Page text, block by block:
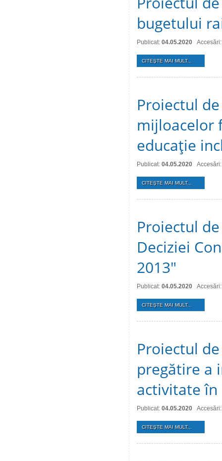
bugetului
Publicat: 04.05.2020
CITEŞTE MAI MULT...
Proiectul
mijloacelor
educaţie
Publicat: 04.05.2020
CITEŞTE MAI MULT...
Proiectul
Deciziei
2013"
Publicat: 04.05.2020
CITEŞTE MAI MULT...
Proiectul
pregătire a
activitate în
Publicat: 04.05.2020
CITEŞTE MAI MULT...